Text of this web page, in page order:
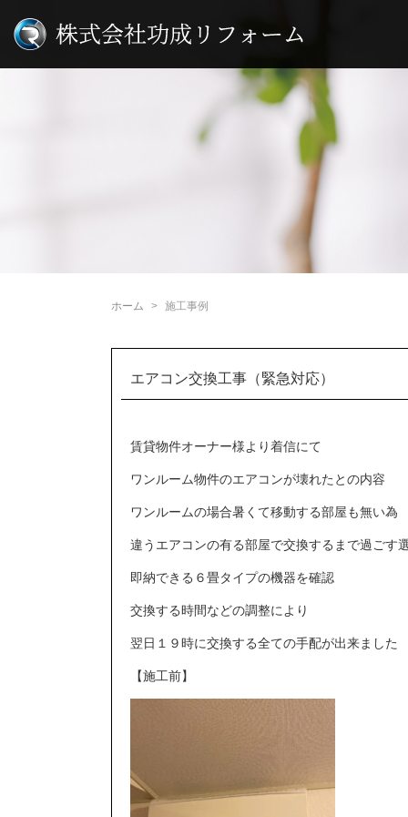
ホーム 施工事例
エアコン交換工事（緊急対応）
賃貸物件オーナー様より着信にて
ワンルーム物件のエアコンが壊れたとの内容
ワンルームの場合暑くて移動する部屋も無い為
違うエアコンの有る部屋で交換するまで過ごす
即納できる６畳タイプの機器を確認
交換する時間などの調整により
翌日１９時に交換する全ての手配が出来ました
【施工前】